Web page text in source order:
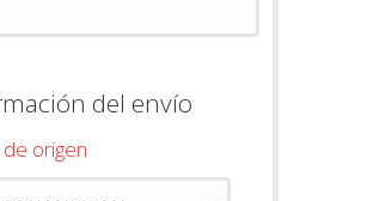
del envío
de origen